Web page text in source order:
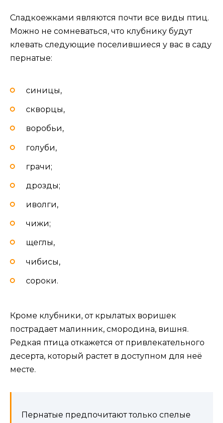
Сладкоежками являются почти все виды птиц.
Можно не сомневаться, что клубнику будут
клевать следующие поселившиеся у вас в саду
пернатые:
синицы,
скворцы,
воробьи,
голуби,
грачи;
дрозды;
иволги,
чижи;
щеглы,
чибисы,
сороки.
Кроме клубники, от крылатых воришек
пострадает малинник, смородина, вишня.
Редкая птица откажется от привлекательного
десерта, который растет в доступном для неё
месте.
Пернатые предпочитают только спелые